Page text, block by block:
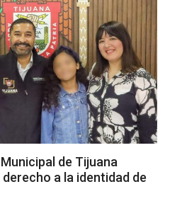
de Tijuana
a la identidad de